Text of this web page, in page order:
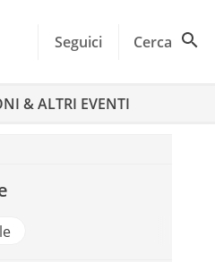
Seguici Cerca
& ALTRI EVENTI